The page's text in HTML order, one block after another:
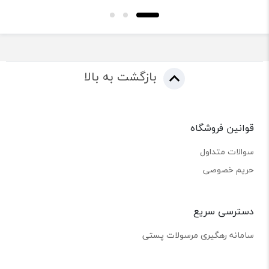
بازگشت به بالا
قوانین فروشگاه
سوالات متداول
حریم خصوصی
دسترسی سریع
سامانه رهگیری مرسولات پستی